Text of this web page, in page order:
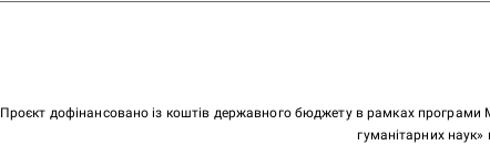
Проєкт дофінансовано із коштів державного бюджету в рамках програми
гуманітарних